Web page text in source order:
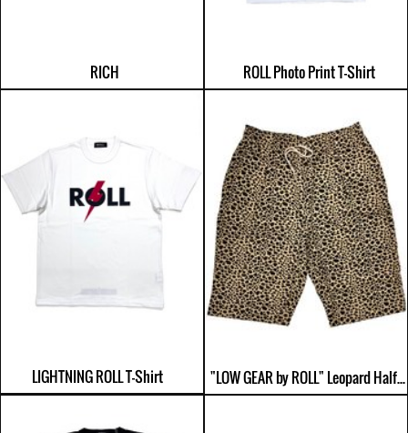
RICH ROLL Photo Print T-Shirt
LIGHTNING ROLL T-Shirt "LOW GEAR by ROLL" Leopard Half Trousers